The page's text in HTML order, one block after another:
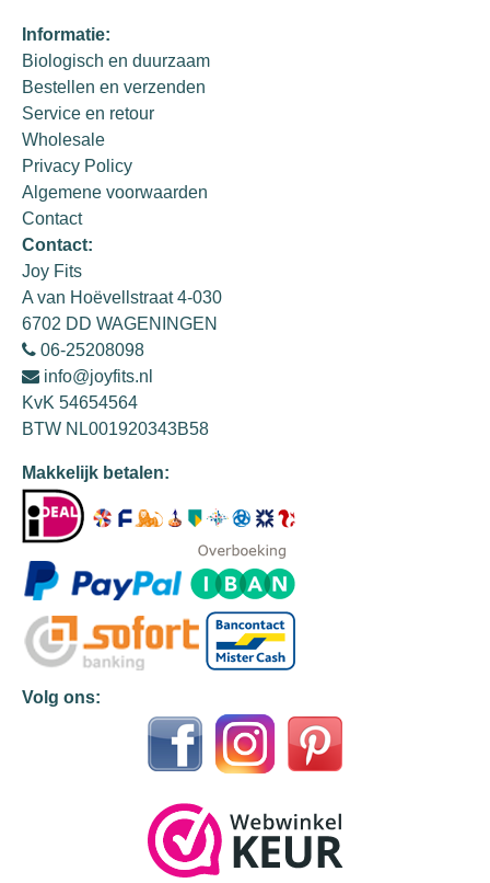
Informatie:
Biologisch en duurzaam
Bestellen en verzenden
Service en retour
Wholesale
Privacy Policy
Algemene voorwaarden
Contact
Contact:
Joy Fits
A van Hoëvellstraat 4-030
6702 DD WAGENINGEN
06-25208098
info@joyfits.nl
KvK 54654564
BTW NL001920343B58
Makkelijk betalen:
Volg ons: